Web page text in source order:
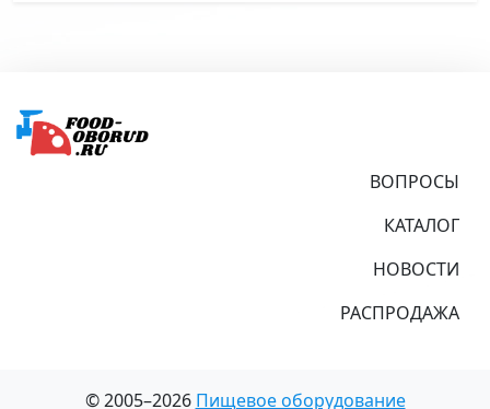
ВОПРОСЫ
КАТАЛОГ
НОВОСТИ
РАСПРОДАЖА
© 2005–2026 Пищевое оборудование